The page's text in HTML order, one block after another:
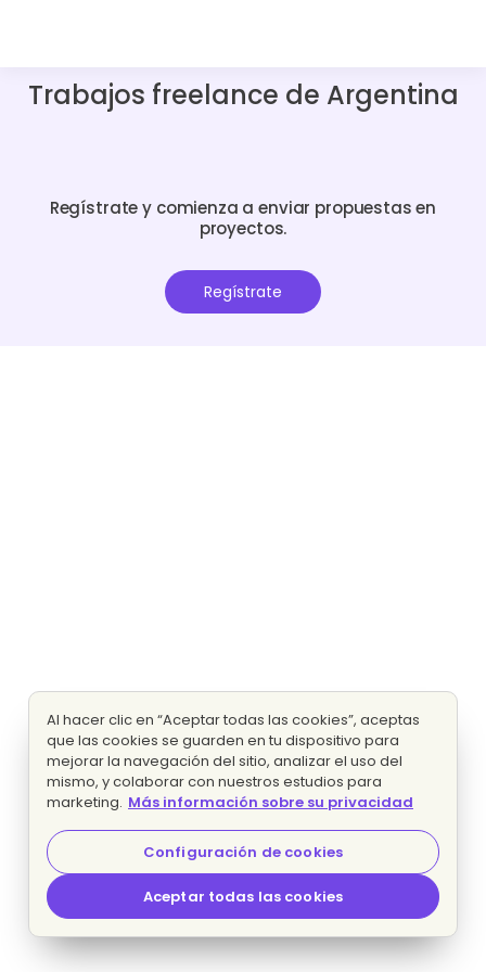
Trabajos freelance de Argentina
Regístrate y comienza a enviar propuestas en
proyectos.
Regístrate
Al hacer clic en “Aceptar todas las cookies”, aceptas
que las cookies se guarden en tu dispositivo para
mejorar la navegación del sitio, analizar el uso del
mismo, y colaborar con nuestros estudios para
marketing. Más información sobre su privacidad
Configuración de cookies
Aceptar todas las cookies